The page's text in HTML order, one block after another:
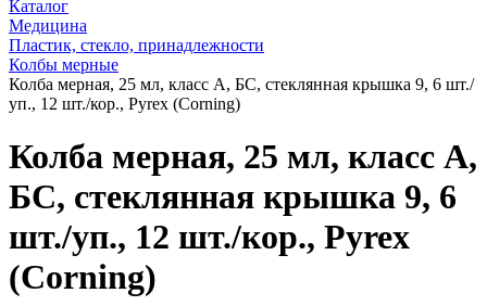
Каталог
Медицина
Пластик, стекло, принадлежности
Колбы мерные
Колба мерная, 25 мл, класс А, БС, стеклянная крышка 9, 6 шт./
уп., 12 шт./кор., Pyrex (Corning)
Колба мерная, 25 мл, класс А,
БС, стеклянная крышка 9, 6
шт./уп., 12 шт./кор., Pyrex
(Corning)